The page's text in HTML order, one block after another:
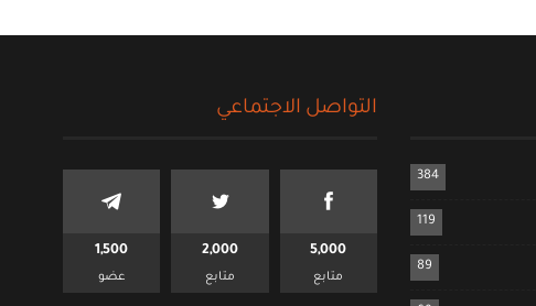
384
119
89
التواصل الاجتماعي
5,000
متابع
2,000
متابع
1,500
عضو